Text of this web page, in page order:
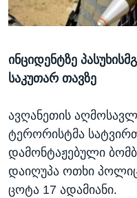
ᲡᲢᲣᲓᲘᲐ ᲕᲐᲨᲘᲜᲒᲢᲝᲜᲘ
ᲔᲙᲝᲜᲝᲛᲘᲙᲐ
ᲛᲔᲪᲜᲘᲔᲠᲔᲑᲐ
ᲘᲜᲢᲔᲠᲕᲘᲣ
ᲙᲣᲚᲢᲣᲠᲐ
ᲒᲐᲚᲘᲚᲔᲝ
ᲓᲔᲖᲘᲜᲤᲝᲠᲛᲐᲪᲘᲐ
Learning English
ᲗᲕᲐᲚᲘ ᲒᲕᲐᲓᲔᲕᲜᲔᲗ
ენები
ინციდენტზე
საკუთარ თავზე
ავღანეთის
ტერორისტმა
დამონტაჟებული
დაიღუპა ოთხი
ცოტა 17 ადამიანი.